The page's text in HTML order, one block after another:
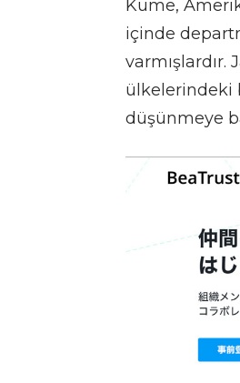
Kume,
içinde
ülkelerindeki
düşünmeye